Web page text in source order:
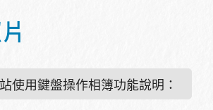
使用鍵盤操作相簿功能說明：